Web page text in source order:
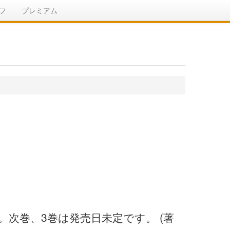
プレミアム
次巻、3巻は発売日未定です。 (著